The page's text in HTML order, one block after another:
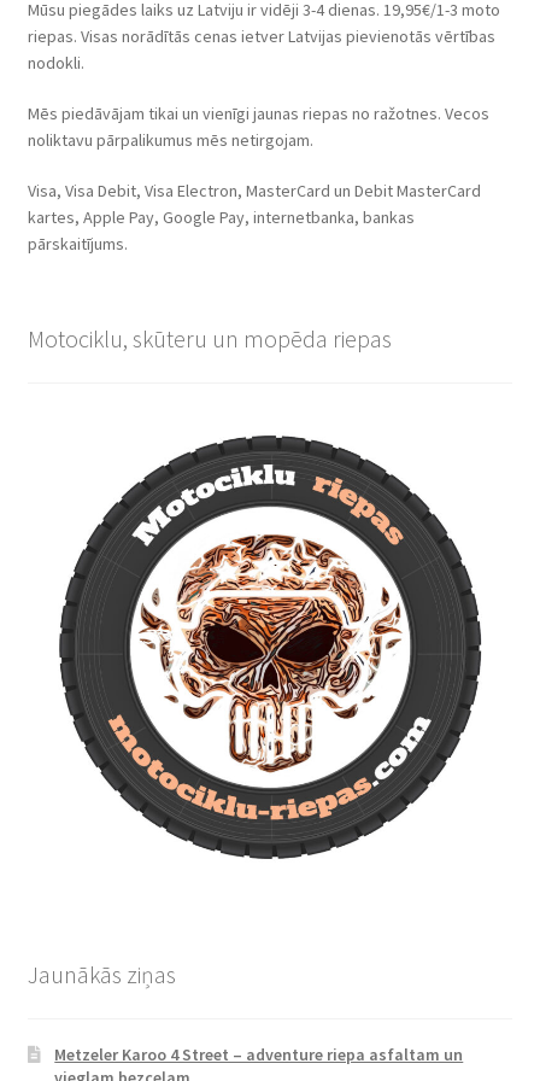
Mūsu piegādes laiks uz Latviju ir vidēji 3-4 dienas. 19,95€/1-3 moto
riepas. Visas norādītās cenas ietver Latvijas pievienotās vērtības
nodokli.
Mēs piedāvājam tikai un vienīgi jaunas riepas no ražotnes. Vecos
noliktavu pārpalikumus mēs netirgojam.
Visa, Visa Debit, Visa Electron, MasterCard un Debit MasterCard
kartes, Apple Pay, Google Pay, internetbanka, bankas
pārskaitījums.
Motociklu, skūteru un mopēda riepas
Jaunākās ziņas
Metzeler Karoo 4 Street – adventure riepa asfaltam un